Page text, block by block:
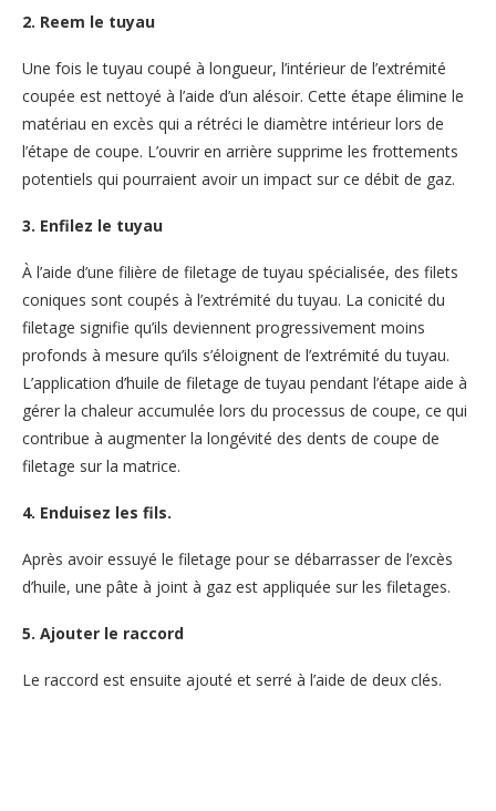
2. Reem le tuyau
Une fois le tuyau coupé à longueur, l’intérieur de l’extrémité
coupée est nettoyé à l’aide d’un alésoir. Cette étape élimine le
matériau en excès qui a rétréci le diamètre intérieur lors de
l’étape de coupe. L’ouvrir en arrière supprime les frottements
potentiels qui pourraient avoir un impact sur ce débit de gaz.
3. Enfilez le tuyau
À l’aide d’une filière de filetage de tuyau spécialisée, des filets
coniques sont coupés à l’extrémité du tuyau. La conicité du
filetage signifie qu’ils deviennent progressivement moins
profonds à mesure qu’ils s’éloignent de l’extrémité du tuyau.
L’application d’huile de filetage de tuyau pendant l’étape aide à
gérer la chaleur accumulée lors du processus de coupe, ce qui
contribue à augmenter la longévité des dents de coupe de
filetage sur la matrice.
4. Enduisez les fils.
Après avoir essuyé le filetage pour se débarrasser de l’excès
d’huile, une pâte à joint à gaz est appliquée sur les filetages.
5. Ajouter le raccord
Le raccord est ensuite ajouté et serré à l’aide de deux clés.